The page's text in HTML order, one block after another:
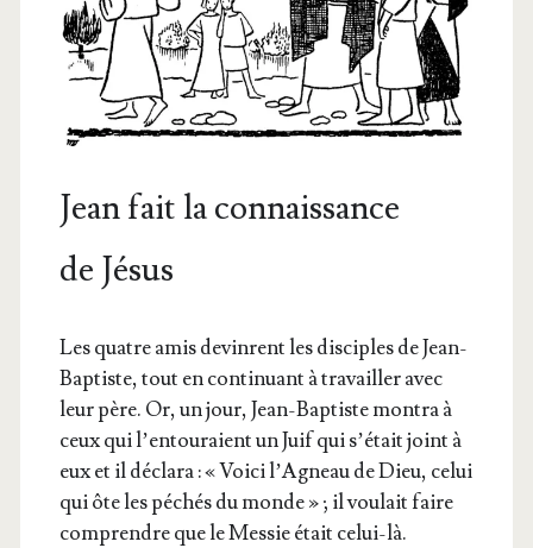
Jean fait la connaissance
de Jésus
Les quatre amis devinrent les dis­ciples de Jean-
Bap­tiste, tout en conti­nuant à tra­vailler avec
leur père. Or, un jour, Jean-Bap­tiste mon­tra à
ceux qui l’en­tou­raient un Juif qui s’é­tait joint à
eux et il décla­ra : « Voi­ci l’A­gneau de Dieu, celui
qui ôte les péchés du monde » ; il vou­lait faire
com­prendre que le Mes­sie était celui-là.